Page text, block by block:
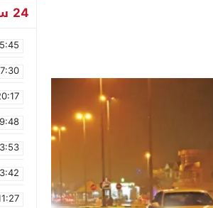
24 ساعة